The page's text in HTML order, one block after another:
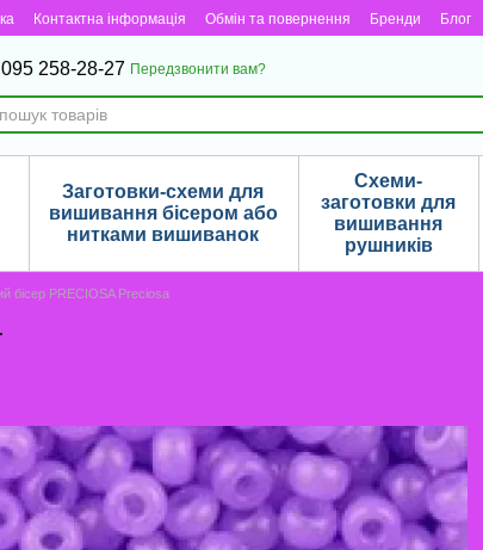
Контактна інформація Обмін та повернення Бренди Блог
095 258-28-27 Передзвонити вам?
Заготовки-схеми для
вишивання бісером або
нитками вишиванок
Схеми-
заготовки для
вишивання
рушників
бісер PRECIOSA Preciosa